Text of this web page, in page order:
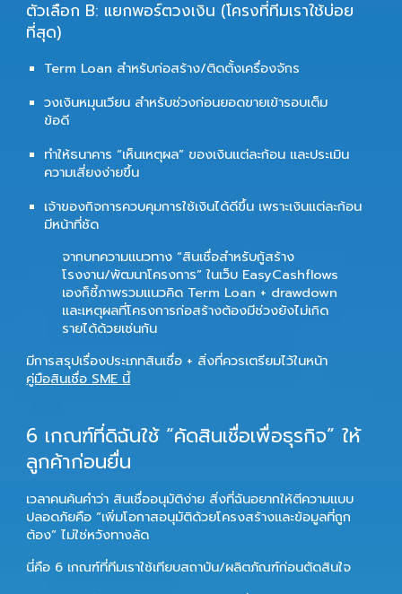
ตัวเลือก B: แยกพอร์ตวงเงิน (โครงที่ทีมเราใช้บ่อย
ที่สุด)
Term Loan สำหรับก่อสร้าง/ติดตั้งเครื่องจักร
วงเงินหมุนเวียน สำหรับช่วงก่อนยอดขายเข้ารอบเต็ม
ข้อดี
ทำให้ธนาคาร “เห็นเหตุผล” ของเงินแต่ละก้อน และประเมิน
ความเสี่ยงง่ายขึ้น
เจ้าของกิจการควบคุมการใช้เงินได้ดีขึ้น เพราะเงินแต่ละก้อน
มีหน้าที่ชัด
จากบทความแนวทาง “สินเชื่อสำหรับกู้สร้าง
โรงงาน/พัฒนาโครงการ” ในเว็บ EasyCashflows
เองก็ชี้ภาพรวมแนวคิด Term Loan + drawdown
และเหตุผลที่โครงการก่อสร้างต้องมีช่วงยังไม่เกิด
รายได้ด้วยเช่นกัน
มีการสรุปเรื่องประเภทสินเชื่อ + สิ่งที่ควรเตรียมไว้ในหน้า
คู่มือสินเชื่อ SME นี้
6 เกณฑ์ที่ดิฉันใช้ “คัดสินเชื่อเพื่อธุรกิจ” ให้
ลูกค้าก่อนยื่น
เวลาคนค้นคำว่า สินเชื่ออนุมัติง่าย สิ่งที่ฉันอยากให้ตีความแบบ
ปลอดภัยคือ “เพิ่มโอกาสอนุมัติด้วยโครงสร้างและข้อมูลที่ถูก
ต้อง” ไม่ใช่หวังทางลัด
นี่คือ 6 เกณฑ์ที่ทีมเราใช้เทียบสถาบัน/ผลิตภัณฑ์ก่อนตัดสินใจ